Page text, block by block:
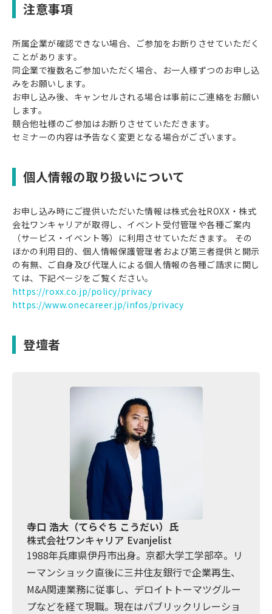
注意事項
所属企業が確認できない場合、ご参加をお断りさせていただく
ことがあります。
同企業で複数名ご参加いただく場合、お一人様ずつのお申し込
みをお願いします。
お申し込み後、キャンセルされる場合は事前にご連絡をお願い
します。
競合他社様のご参加はお断りさせていただきます。
セミナーの内容は予告なく変更となる場合がございます。
個人情報の取り扱いについて
お申し込み時にご提供いただいた情報は株式会社ROXX・株式
会社ワンキャリアが取得し、イベント受付管理や各種ご案内
（サービス・イベント等）に利用させていただきます。 その
ほかの利用目的、個人情報保護管理者および第三者提供と開示
の有無、ご自身及び代理人による個人情報の各種ご請求に関し
ては、下記ページをご覧ください。
https://roxx.co.jp/policy/privacy
https://www.onecareer.jp/infos/privacy
登壇者
寺口 浩大（てらぐち こうだい）氏
株式会社ワンキャリア Evanjelist
1988年兵庫県伊丹市出身。京都大学工学部卒。リ
ーマンショック直後に三井住友銀行で企業再生、
M&A関連業務に従事し、デロイトトーマツグルー
プなどを経て現職。現在はパブリックリレーショ